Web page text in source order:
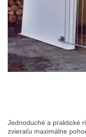
Jednoduché a praktické
zvieraťu maximálne